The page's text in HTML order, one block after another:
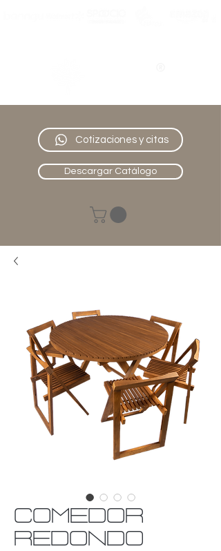
Cotizaciones y citas
Descargar Catálogo
COMEDOR
REDONDO